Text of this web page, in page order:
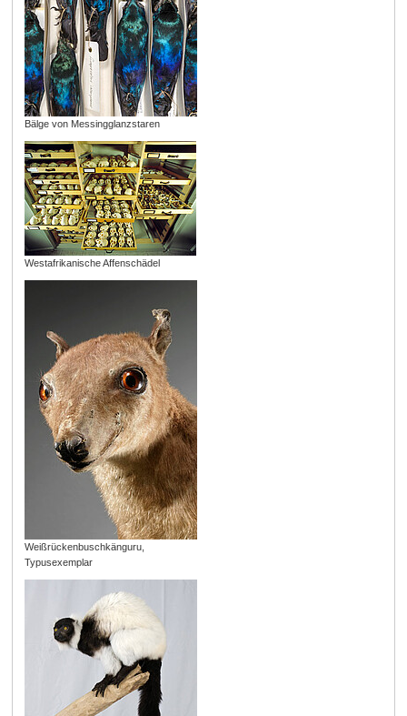
Bälge von Messingglanzstaren
Westafrikanische Affenschädel
Weißrückenbuschkänguru,
Typusexemplar